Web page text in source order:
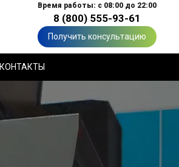
Время работы: с 08:00 до 22:00
8 (800) 555-93-61
Получить консультацию
КОНТАКТЫ